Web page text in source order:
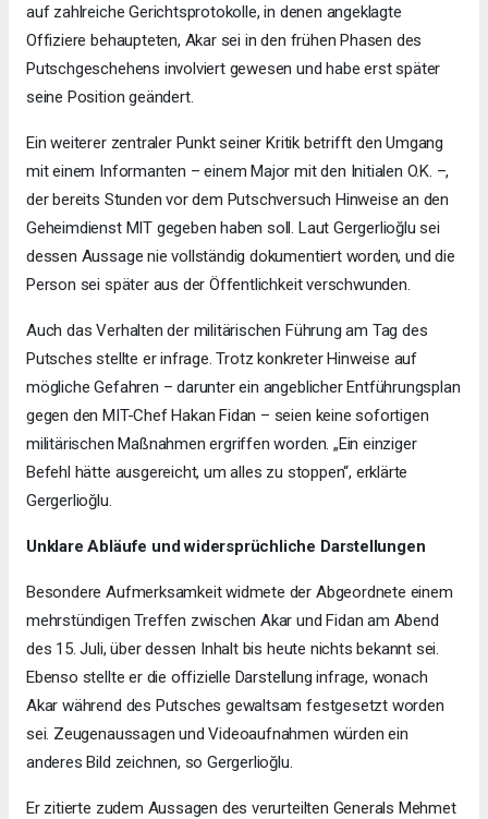
auf zahlreiche Gerichtsprotokolle, in denen angeklagte
Offiziere behaupteten, Akar sei in den frühen Phasen des
Putschgeschehens involviert gewesen und habe erst später
seine Position geändert.
Ein weiterer zentraler Punkt seiner Kritik betrifft den Umgang
mit einem Informanten – einem Major mit den Initialen O.K. –,
der bereits Stunden vor dem Putschversuch Hinweise an den
Geheimdienst MIT gegeben haben soll. Laut Gergerlioğlu sei
dessen Aussage nie vollständig dokumentiert worden, und die
Person sei später aus der Öffentlichkeit verschwunden.
Auch das Verhalten der militärischen Führung am Tag des
Putsches stellte er infrage. Trotz konkreter Hinweise auf
mögliche Gefahren – darunter ein angeblicher Entführungsplan
gegen den MIT-Chef Hakan Fidan – seien keine sofortigen
militärischen Maßnahmen ergriffen worden. „Ein einziger
Befehl hätte ausgereicht, um alles zu stoppen“, erklärte
Gergerlioğlu.
Unklare Abläufe und widersprüchliche Darstellungen
Besondere Aufmerksamkeit widmete der Abgeordnete einem
mehrstündigen Treffen zwischen Akar und Fidan am Abend
des 15. Juli, über dessen Inhalt bis heute nichts bekannt sei.
Ebenso stellte er die offizielle Darstellung infrage, wonach
Akar während des Putsches gewaltsam festgesetzt worden
sei. Zeugenaussagen und Videoaufnahmen würden ein
anderes Bild zeichnen, so Gergerlioğlu.
Er zitierte zudem Aussagen des verurteilten Generals Mehmet